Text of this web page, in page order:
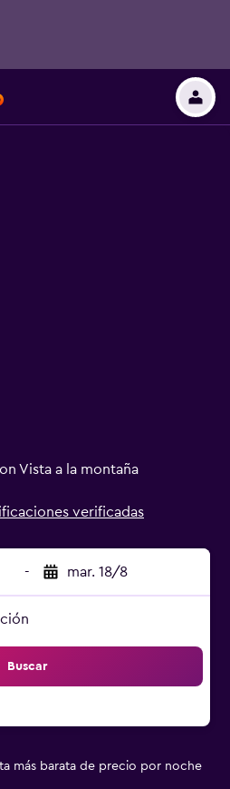
Vista a la montaña
verificadas
- mar. 18/8
Buscar
más barata de precio por noche